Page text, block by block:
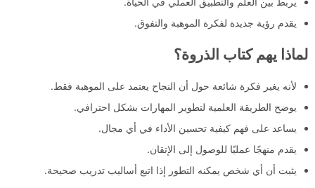
يقدم رؤية جديدة لفكرة الموهبة والتفوق.
لماذا يهم كتاب الذروة؟
لأنه يغير فكرة شائعة حول أن النجاح يعتمد على الموهبة فقط.
يوضح الطريقة العلمية لتطوير المهارات بشكل احترافي.
يساعد على فهم كيفية تحسين الأداء في أي مجال.
يقدم منهجًا عمليًا للوصول إلى الإتقان.
يثبت أن أي شخص يمكنه التطور إذا اتبع أساليب تدريب صحيحة.